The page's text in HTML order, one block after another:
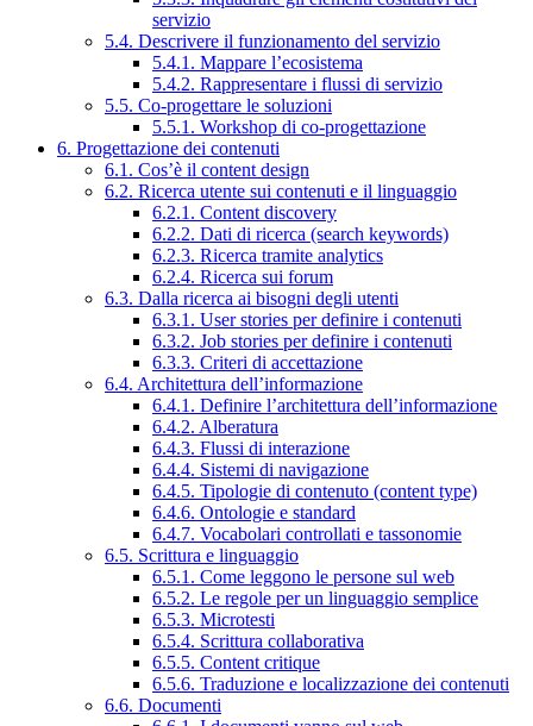
servizio
5.4. Descrivere il funzionamento del servizio
5.4.1. Mappare l’ecosistema
5.4.2. Rappresentare i flussi di servizio
5.5. Co-progettare le soluzioni
5.5.1. Workshop di co-progettazione
6. Progettazione dei contenuti
6.1. Cos’è il content design
6.2. Ricerca utente sui contenuti e il linguaggio
6.2.1. Content discovery
6.2.2. Dati di ricerca (search keywords)
6.2.3. Ricerca tramite analytics
6.2.4. Ricerca sui forum
6.3. Dalla ricerca ai bisogni degli utenti
6.3.1. User stories per definire i contenuti
6.3.2. Job stories per definire i contenuti
6.3.3. Criteri di accettazione
6.4. Architettura dell’informazione
6.4.1. Definire l’architettura dell’informazione
6.4.2. Alberatura
6.4.3. Flussi di interazione
6.4.4. Sistemi di navigazione
6.4.5. Tipologie di contenuto (content type)
6.4.6. Ontologie e standard
6.4.7. Vocabolari controllati e tassonomie
6.5. Scrittura e linguaggio
6.5.1. Come leggono le persone sul web
6.5.2. Le regole per un linguaggio semplice
6.5.3. Microtesti
6.5.4. Scrittura collaborativa
6.5.5. Content critique
6.5.6. Traduzione e localizzazione dei contenuti
6.6. Documenti